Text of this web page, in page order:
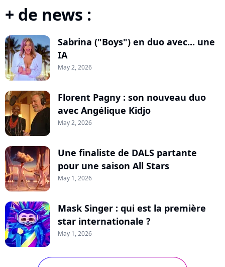
+ de news :
Sabrina ("Boys") en duo avec... une
IA
May 2, 2026
Florent Pagny : son nouveau duo
avec Angélique Kidjo
May 2, 2026
Une finaliste de DALS partante
pour une saison All Stars
May 1, 2026
Mask Singer : qui est la première
star internationale ?
May 1, 2026